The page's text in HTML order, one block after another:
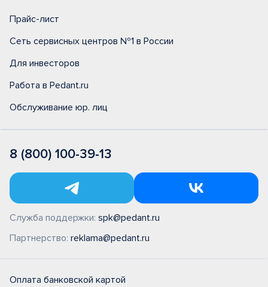
Прайс-лист
Сеть сервисных центров №1 в России
Для инвесторов
Работа в Pedant.ru
Обслуживание юр. лиц
8 (800) 100-39-13
Служба поддержки: spk@pedant.ru
Партнерство: reklama@pedant.ru
Оплата банковской картой